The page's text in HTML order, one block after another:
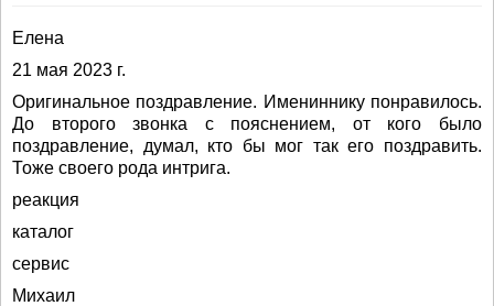
Елена
21 мая 2023 г.
Оригинальное поздравление. Имениннику понравилось.
До второго звонка с пояснением, от кого было
поздравление, думал, кто бы мог так его поздравить.
Тоже своего рода интрига.
реакция
каталог
сервис
Михаил